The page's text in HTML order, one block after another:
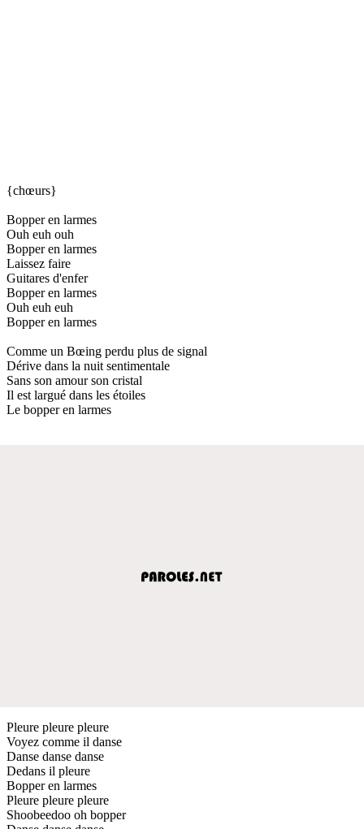
{chœurs}
Bopper en larmes
Ouh euh ouh
Bopper en larmes
Laissez faire
Guitares d'enfer
Bopper en larmes
Ouh euh euh
Bopper en larmes
Comme un Bœing perdu plus de signal
Dérive dans la nuit sentimentale
Sans son amour son cristal
Il est largué dans les étoiles
Le bopper en larmes
Pleure pleure pleure
Voyez comme il danse
Danse danse danse
Dedans il pleure
Bopper en larmes
Pleure pleure pleure
Shoobeedoo oh bopper